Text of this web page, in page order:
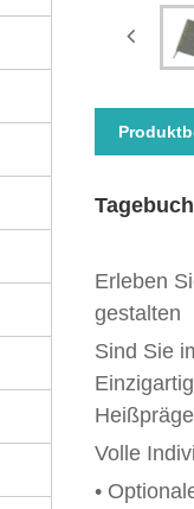
Erleben
gestalten
Sind Sie
Volle
•